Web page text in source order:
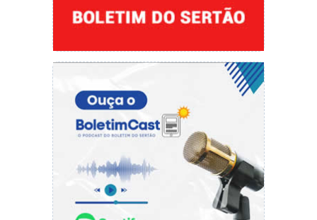
das Cidades e está empenhada em apoiar os
processos no Estado, conforme houver
necessidade”, disse.
O programa Minha Casa Minha Vida continua
sendo um instrumento essencial para reduzir o
déficit habitacional no Brasil, promovendo
qualidade de vida e inclusão social.
Como participar do Minha Casa Minha Vida?